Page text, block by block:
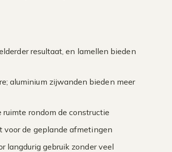
resultaat, en lamellen bieden
aluminium zijwanden bieden meer
rondom de constructie
voor de geplande afmetingen
langdurig gebruik zonder veel